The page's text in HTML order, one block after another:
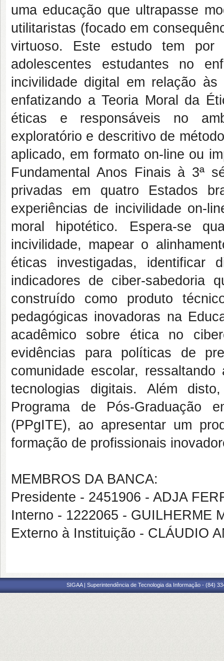
uma educação que ultrapasse
utilitaristas (focado em
virtuoso. Este estudo tem por
adolescentes estudantes no
incivilidade digital em relação
enfatizando a Teoria Moral da
éticas e responsáveis no
exploratório e descritivo de
aplicado, em formato on-line ou
Fundamental Anos Finais à 3ª
privadas em quatro Estados
experiências de incivilidade on-
moral hipotético. Espera-se
incivilidade, mapear o
éticas investigadas,
indicadores de ciber-sabedoria
construído como produto
pedagógicas inovadoras na
acadêmico sobre ética no
evidências para políticas de
comunidade escolar,
tecnologias digitais. Além
Programa de Pós-Graduação
(PPgITE), ao apresentar um
formação de profissionais
MEMBROS DA BANCA:
Presidente - 2451906 - ADJA
Interno - 1222065 - GUILHERME
Externo à Instituição - CLÁUDIO
SIGAA | Superintendência de Tecnologia da Informação - (84)